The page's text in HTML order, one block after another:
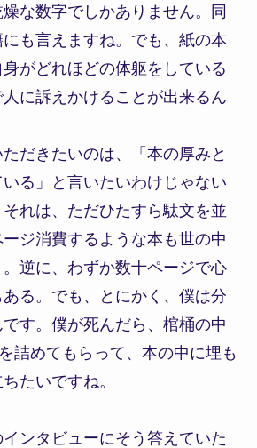
な数字でしかありません。同
も言えますね。でも、紙の本
がどれほどの体躯をしている
に訴えかけることが出来るん
だきたいのは、「本の厚みと
る」と言いたいわけじゃない
れは、ただひたすら駄文を並
ジ消費するような本も世の中
逆に、わずか数十ページで心
る。でも、とにかく、僕は分
す。僕が死んだら、棺桶の中
詰めてもらって、本の中に埋も
たいですね。
ンタビューにそう答えていた